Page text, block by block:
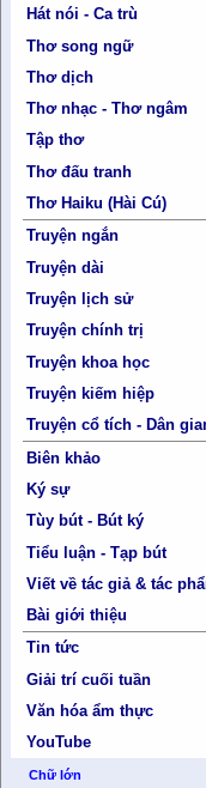
Hát nói - Ca trù
Thơ song ngữ
Thơ dịch
Thơ nhạc - Thơ ngâm
Tập thơ
Thơ đấu tranh
Thơ Haiku (Hài Cú)
Truyện ngắn
Truyện dài
Truyện lịch sử
Truyện chính trị
Truyện khoa học
Truyện kiếm hiệp
Truyện cổ tích - Dân
Biên khảo
Ký sự
Tùy bút - Bút ký
Tiểu luận - Tạp bút
Viết về tác giả & tác
Bài giới thiệu
Tin tức
Giải trí cuối tuần
Văn hóa ẩm thực
YouTube
Chữ lớn